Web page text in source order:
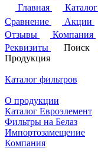
Главная
Каталог
Сравнение
Акции
Отзывы
Компания
Реквизиты
Поиск
Продукция
Каталог фильтров
О продукции
Каталог Евроэлемент
Фильтры на Белаз
Импортозамещение
Компания